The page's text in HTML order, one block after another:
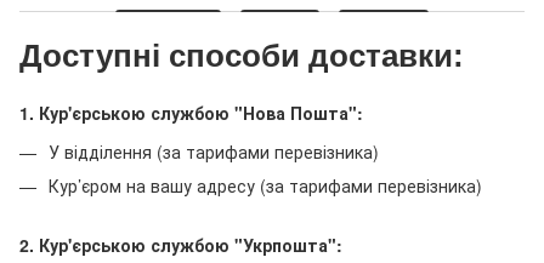
Доступні способи доставки:
1. Кур'єрською службою "Нова Пошта":
У відділення (за тарифами перевізника)
Кур’єром на вашу адресу (за тарифами перевізника)
2. Кур'єрською службою "Укрпошта":